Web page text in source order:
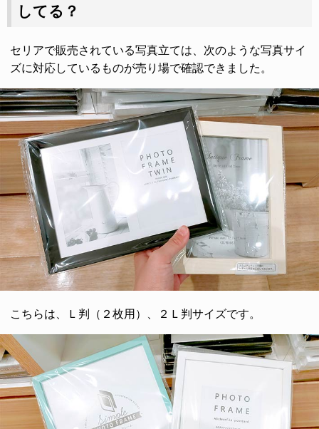
してる？
セリアで販売されている写真立ては、次のような写真サイ
ズに対応しているものが売り場で確認できました。
こちらは、Ｌ判（２枚用）、２Ｌ判サイズです。